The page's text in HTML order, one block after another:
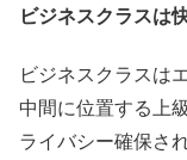
ビジネスクラスは
ビジネスクラスは
中間に位置する上
ライバシー確保さ